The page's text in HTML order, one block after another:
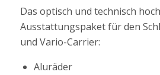
Das optisch und technisch
Ausstattungspaket für den
und Vario-Carrier:
Aluräder